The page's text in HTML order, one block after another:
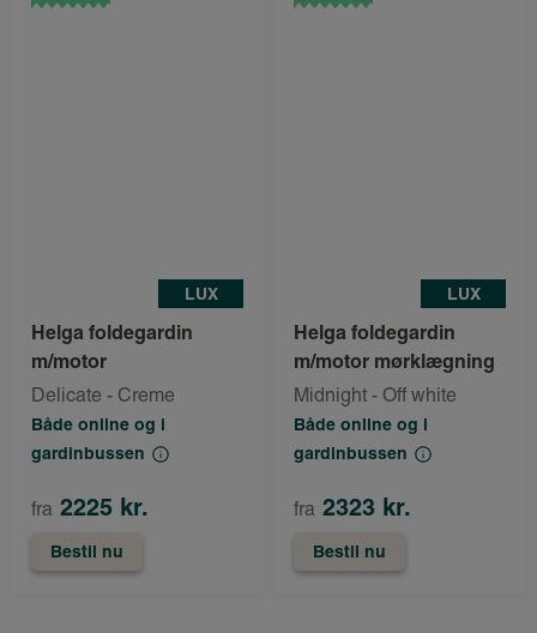
LUX
Helga foldegardin
m/motor
Delicate - Creme
Både online og i
gardinbussen
fra 2225 kr.
Bestil nu
LUX
Helga foldegardin
m/motor mørklægning
Midnight - Off white
Både online og i
gardinbussen
fra 2323 kr.
Bestil nu